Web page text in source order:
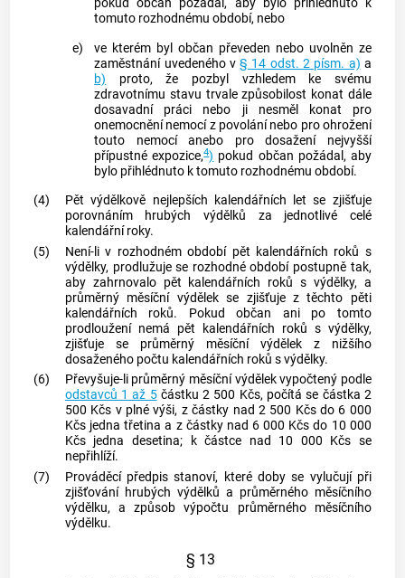
pokud občan požádal, aby bylo přihlédnuto k
tomuto rozhodnému období, nebo
e)
ve kterém byl občan převeden nebo uvolněn ze
zaměstnání uvedeného v§ 14 odst. 2 písm. a) a
b) proto, že pozbyl vzhledem ke svému
zdravotnímu stavu trvale způsobilost konat dále
dosavadní práci nebo ji nesměl konat pro
onemocnění nemocí z povolání nebo pro ohrožení
touto nemocí anebo pro dosažení nejvyšší
přípustné expozice,4) pokud občan požádal, aby
bylo přihlédnuto k tomuto rozhodnému období.
(4)
Pět výdělkově nejlepších kalendářních let se zjišťuje
porovnáním hrubých výdělků za jednotlivé celé
kalendářní roky.
(5)
Není-li v rozhodném obdobípět kalendářních roků s
výdělky, prodlužuje se rozhodné obdobípostupně tak,
aby zahrnovalo pět kalendářních roků s výdělky, a
průměrný měsíční výdělek se zjišťuje z těchto pěti
kalendářních roků. Pokud občan ani po tomto
prodloužení nemá pět kalendářních roků s výdělky,
zjišťuje se průměrný měsíční výdělek z nižšího
dosaženého počtu kalendářních roků s výdělky.
(6)
Převyšuje-li průměrný měsíční výdělek vypočtený podle
odstavců 1 až 5částku 2 500 Kčs, počítá se částka 2
500 Kčs v plné výši, z částky nad 2 500 Kčs do 6 000
Kčs jedna třetina a z částky nad 6 000 Kčs do 10 000
Kčs jedna desetina; k částce nad 10 000 Kčs se
nepřihlíží.
(7)
Prováděcí předpis stanoví, které doby se vylučují při
zjišťování hrubých výdělků a průměrného měsíčního
výdělku, a způsob výpočtu průměrného měsíčního
výdělku.
§ 13